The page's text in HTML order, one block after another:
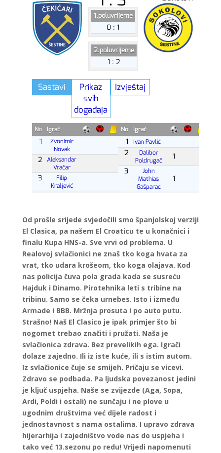
Od prošle srijede svjedočili smo španjolskoj verziji
El Clasica, pa našem El Croaticu te u konačnici i
finalu Kupa HNS-a. Sve vrvi od problema. U
Realovoj svlačionici ne znaš tko koga hvata za
vrat, tko udara krošeom, tko koga olajava. Kod
nas policija čuva pola grada kada se susreću
Hajduk i Dinamo. Pirotehnika leti s tribine na
tribinu. Samo se čeka urnebes. Isto i između
Armade i BBB. Mržnja prosuta i po auto putu.
Strašno! Naš El Clasico je ipak primjer što bi
nogomet trebao značiti i pružati. Naša je
svlačionica zdrava. Bez prevelikih ega. Igrači
dolaze zajedno. Ili iz iste kuće, ili s istim autom.
Iz svlačionice čuje se smijeh. Pričaju se vicevi.
Zdravo se podbada. Pa ljudska povezanost jedini
je ključ uspjeha. Naše se zvijezde (Aga, Sopa,
Ardi, Poldi i ostali) ne sunčaju i ne plove u
ugodnim društvima već dijele radost i
jednostavnost s nama ostalima. I upravo zdrava
hijerarhija i zajedništvo vode nas do uspjeha i
tako već 13.sezonu po redu! Vrijedi napomenuti